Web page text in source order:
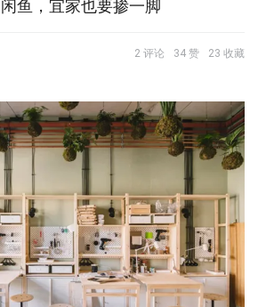
鱼，宜家也要掺一脚
2 评论 34 赞 23 收藏